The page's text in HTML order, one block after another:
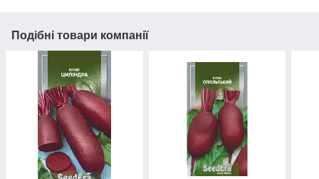
Подібні товари компанії